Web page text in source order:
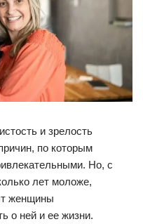
и зрелость
по которым
Но, с
лет моложе,
женщины
о ней и ее жизни.